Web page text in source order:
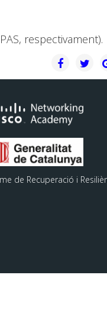
respectivament).
de Recuperació i